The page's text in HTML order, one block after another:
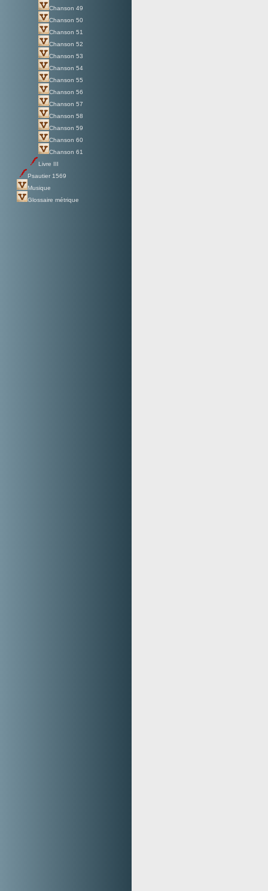
Chanson 49
Chanson 50
Chanson 51
Chanson 52
Chanson 53
Chanson 54
Chanson 55
Chanson 56
Chanson 57
Chanson 58
Chanson 59
Chanson 60
Chanson 61
Livre III
Psautier 1569
Musique
Glossaire métrique